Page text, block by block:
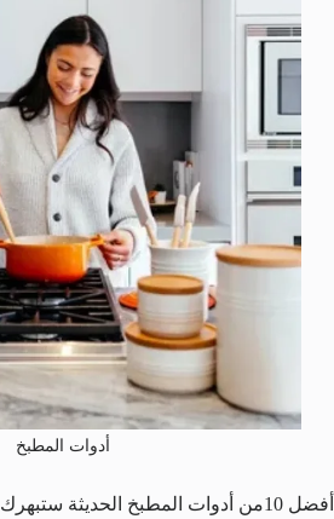
أدوات المطبخ
أفضل 10من أدوات المطبخ الحديثة ستبهرك